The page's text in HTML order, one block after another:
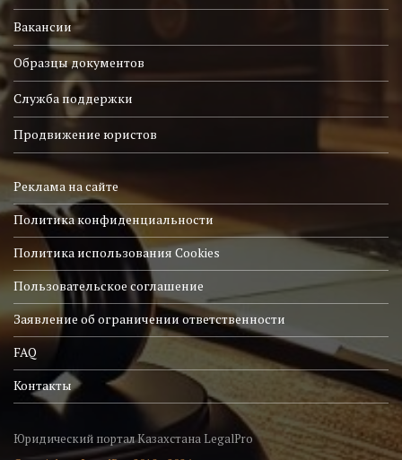
Вакансии
Образцы документов
Служба поддержки
Продвижение юристов
Реклама на сайте
Политика конфиденциальности
Политика использования Cookies
Пользовательское соглашение
Заявление об ограничении ответственности
FAQ
Контакты
Юридический портал Казахстана LegalPro